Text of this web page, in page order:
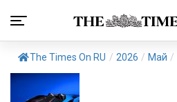
The Times On RU / 2026 / Май /